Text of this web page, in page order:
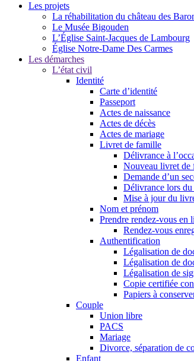
Les projets
La réhabilitation du château des
Le Musée Bigouden
L’Église Saint-Jacques de Lambourg
Église Notre-Dame Des Carmes
Les démarches
L’état civil
Identité
Carte d’identité
Passeport
Actes de naissance
Actes de décès
Actes de mariage
Livret de famille
Délivrance à
Nouveau livret de
Demande d’un
Délivrance lors du
Mise à jour du
Nom et prénom
Prendre rendez-vous en
Rendez-vous
Authentification
Légalisation de
Légalisation de
Légalisation de
Copie certifiée
Papiers à
Couple
Union libre
PACS
Mariage
Divorce, séparation de
Enfant